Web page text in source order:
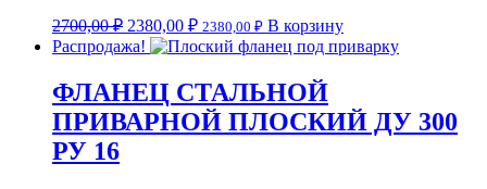
2700,00₽ 2380,00 ₽ 2380,00 ₽ В корзину
Распродажа!
ФЛАНЕЦ СТАЛЬНОЙ
ПРИВАРНОЙ ПЛОСКИЙ ДУ 300
РУ 16